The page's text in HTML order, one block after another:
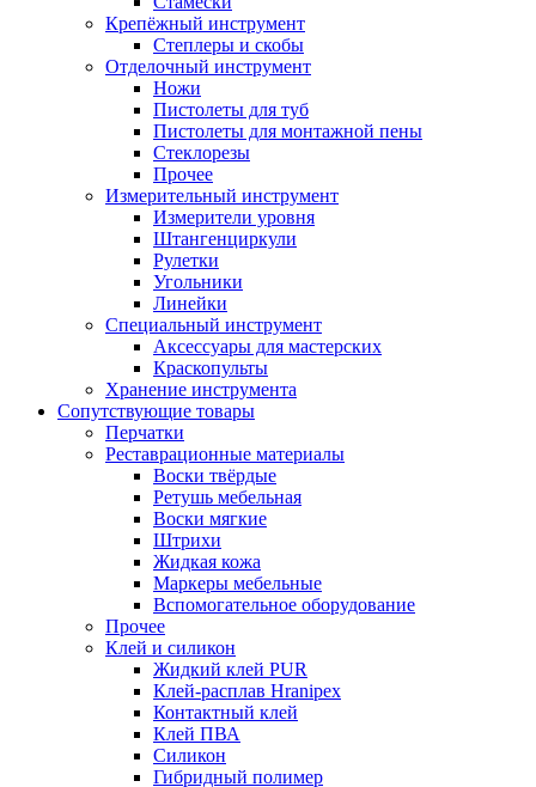
Крепёжный инструмент
Степлеры и скобы
Отделочный инструмент
Ножи
Пистолеты для туб
Пистолеты для монтажной пены
Стеклорезы
Прочее
Измерительный инструмент
Измерители уровня
Штангенциркули
Рулетки
Угольники
Линейки
Специальный инструмент
Аксессуары для мастерских
Краскопульты
Хранение инструмента
Сопутствующие товары
Перчатки
Реставрационные материалы
Воски твёрдые
Ретушь мебельная
Воски мягкие
Штрихи
Жидкая кожа
Маркеры мебельные
Вспомогательное оборудование
Прочее
Клей и силикон
Жидкий клей PUR
Клей-расплав Hranipex
Контактный клей
Клей ПВА
Силикон
Гибридный полимер